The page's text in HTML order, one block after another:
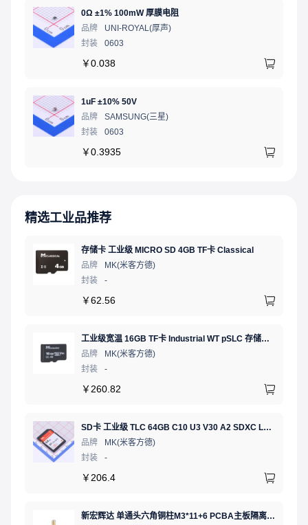
0Ω ±1% 100mW 厚膜电阻
品牌
UNI-ROYAL(厚声)
封装
0603
￥0.038
1uF ±10% 50V
品牌
SAMSUNG(三星)
封装
0603
￥0.3935
精选工业品推荐
存储卡 工业级 MICRO SD 4GB TF卡 Classical
品牌
MK(米客方德)
封装
-
￥62.56
工业级宽温 16GB TF卡 Industrial WT pSLC 存储卡 MICRO SD LDPC纠错 PE 30K 无人机、行车记录仪、安防监控适配
品牌
MK(米客方德)
封装
-
￥ 260.82
SD卡 工业级 TLC 64GB C10 U3 V30 A2 SDXC LDPC纠错 PE 3K 无人机、行车记录仪、安防监控适配
品牌
MK(米客方德)
封装
-
￥ 206.4
新宏辉达 单通头六角铜柱M3*11+6 PCBA主板隔离螺柱